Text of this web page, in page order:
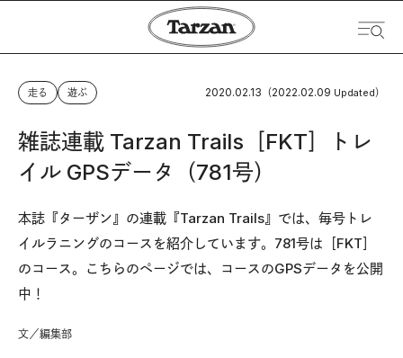
走る 遊ぶ 2020.02.13 （2022.02.09 Updated）
雑誌連載 Tarzan Trails［FKT］トレ
イル GPSデータ（781号）
本誌『ターザン』の連載『Tarzan Trails』では、毎号トレ
イルラニングのコースを紹介しています。781号は［FKT］
のコース。こちらのページでは、コースのGPSデータを公開
中！
文／編集部